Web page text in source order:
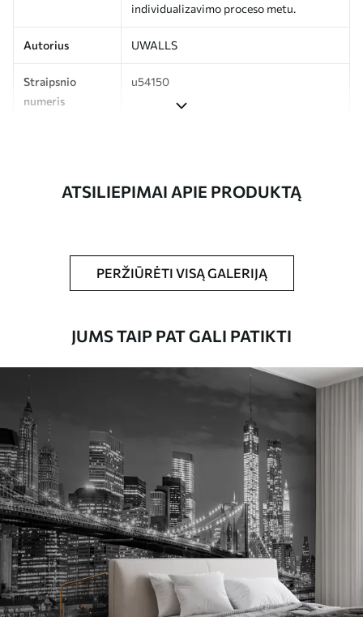
individualizavimo proceso metu.
Autorius UWALLS
Straipsnio
numeris
u54150
Tapetus galima švelniai valyti minkšta
kempine. Lakuotus tapetus galima valyti
Taikymo būdas Sklandus taikymas
Standartas
45.00 .00€/m²
Premiumas
56.6734.00€/m²
Premium vinilas
65.0039.00€/m²
ATSILIEPIMAI APIE PRODUKTĄ
PERŽIŪRĖTI VISĄ GALERIJĄ
JUMS TAIP PAT GALI PATIKTI